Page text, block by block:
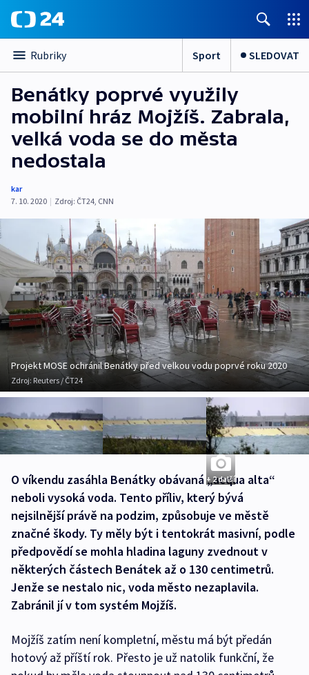
Rubriky Sport SLEDOVAT
Benátky poprvé využily
mobilní hráz Mojžíš. Zabrala,
velká voda se do města
nedostala
kar
7. 10. 2020 | Zdroj: ČT24, CNN
Projekt MOSE ochránil Benátky před velkou vodu poprvé roku 2020
Zdroj: Reuters / ČT24
+ 2 další
O víkendu zasáhla Benátky obávaná „acqua alta“
neboli vysoká voda. Tento příliv, který bývá
nejsilnější právě na podzim, způsobuje ve městě
značné škody. Ty měly být i tentokrát masivní, podle
předpovědí se mohla hladina laguny zvednout v
některých částech Benátek až o 130 centimetrů.
Jenže se nestalo nic, voda město nezaplavila.
Zabránil jí v tom systém Mojžíš.
Mojžíš zatím není kompletní, městu má být předán
hotový až příští rok. Přesto je už natolik funkční, že